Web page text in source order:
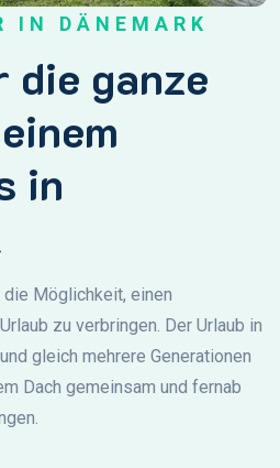
IN DÄNEMARK
ganze
in
die Möglichkeit, einen
zu verbringen. Der Urlaub in
gleich mehrere Generationen
Dach gemeinsam und fernab